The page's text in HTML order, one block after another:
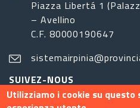
Piazza Libertá 1
– Avellino
C.F. 80000190647
SUIVEZ-NOUS
Utilizziamo i cookie su